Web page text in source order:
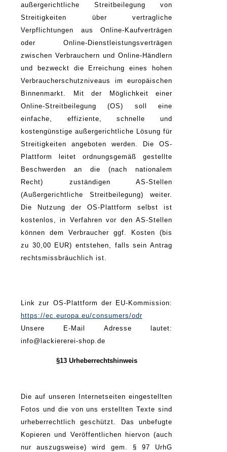
außergerichtliche Streitbeilegung von
Streitigkeiten über vertragliche
Verpflichtungen aus Online-Kaufverträgen
oder Online-Dienstleistungsverträgen
zwischen Verbrauchern und Online-Händlern
und bezweckt die Erreichung eines hohen
Verbraucherschutzniveaus im europäischen
Binnenmarkt. Mit der Möglichkeit einer
Online-Streitbeilegung (OS) soll eine
einfache, effiziente, schnelle und
kostengünstige außergerichtliche Lösung für
Streitigkeiten angeboten werden. Die OS-
Plattform leitet ordnungsgemäß gestellte
Beschwerden an die (nach nationalem
Recht) zuständigen AS-Stellen
(Außergerichtliche Streitbeilegung) weiter.
Die Nutzung der OS-Plattform selbst ist
kostenlos, in Verfahren vor den AS-Stellen
können dem Verbraucher ggf. Kosten (bis
zu 30,00 EUR) entstehen, falls sein Antrag
rechtsmissbräuchlich ist.
Link zur OS-Plattform der EU-Kommission:
https://ec.europa.eu/consumers/odr
Unsere E-Mail Adresse lautet:
info@lackiererei-shop.de
§13 Urheberrechtshinweis
Die auf unseren Internetseiten eingestellten
Fotos und die von uns erstellten Texte sind
urheberrechtlich geschützt. Das unbefugte
Kopieren und Veröffentlichen hiervon (auch
nur auszugsweise) wird gem. § 97 UrhG